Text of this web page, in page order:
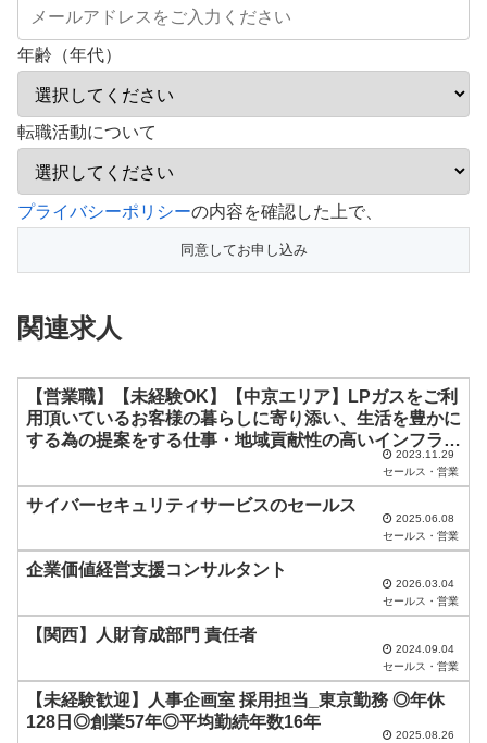
年齢（年代）
転職活動について
こ
フ
ー
は
空
の
ま
ま
に
さ
プライバシーポリシーの内容を確認した上で、
関連求人
【営業職】【未経験OK】【中京エリア】LPガスをご利
用頂いているお客様の暮らしに寄り添い、生活を豊かに
する為の提案をする仕事・地域貢献性の高いインフラ事
2023.11.29
セールス・営業
サイバーセキュリティサービスのセールス
2025.06.08
セールス・営業
企業価値経営支援コンサルタント
2026.03.04
セールス・営業
【関西】人財育成部門 責任者
2024.09.04
セールス・営業
【未経験歓迎】人事企画室 採用担当_東京勤務 ◎年休
128日◎創業57年◎平均勤続年数16年
2025.08.26